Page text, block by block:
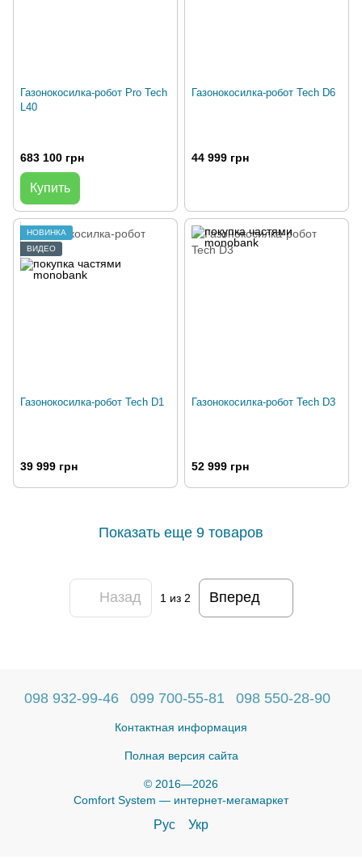
Газонокосилка-робот Pro Tech
L40
683 100 грн
Купить
Газонокосилка-робот Tech D6
44 999 грн
НОВИНКА
ВИДЕО
Газонокосилка-робот Tech D1
39 999 грн
Газонокосилка-робот Tech D3
52 999 грн
Показать еще 9 товаров
Назад 1 из 2 Вперед
098 932-99-46 099 700-55-81 098 550-28-90
Контактная информация
Полная версия сайта
© 2016—2026
Comfort System — интернет-мегамаркет
Рус Укр